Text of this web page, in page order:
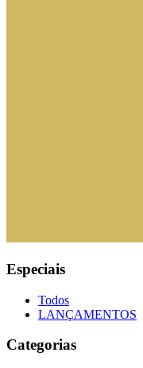
Especiais
Todos
LANÇAMENTOS
Categorias